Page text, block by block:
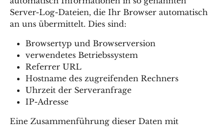
Server-Log-Dateien, die Ihr Browser automatisch
an uns übermittelt. Dies sind:
Browsertyp und Browserversion
verwendetes Betriebssystem
Referrer URL
Hostname des zugreifenden Rechners
Uhrzeit der Serveranfrage
IP-Adresse
Eine Zusammenführung dieser Daten mit